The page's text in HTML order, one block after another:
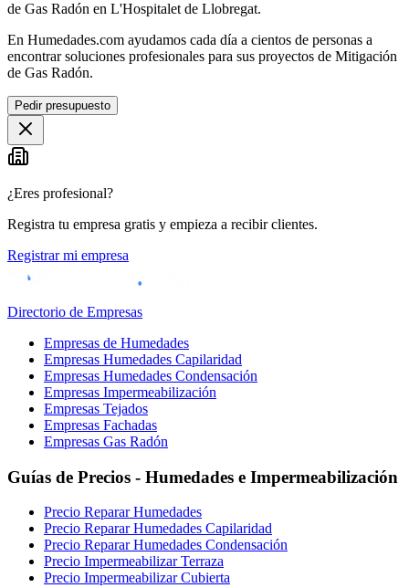
de Gas Radón en L'Hospitalet de Llobregat.
En Humedades.com ayudamos cada día a cientos de personas a
encontrar soluciones profesionales para sus proyectos de Mitigación
de Gas Radón.
Pedir presupuesto
¿Eres profesional?
Registra tu empresa gratis y empieza a recibir clientes.
Registrar mi empresa
Directorio de Empresas
Empresas de Humedades
Empresas Humedades Capilaridad
Empresas Humedades Condensación
Empresas Impermeabilización
Empresas Tejados
Empresas Fachadas
Empresas Gas Radón
Guías de Precios - Humedades e Impermeabilización
Precio Reparar Humedades
Precio Reparar Humedades Capilaridad
Precio Reparar Humedades Condensación
Precio Impermeabilizar Terraza
Precio Impermeabilizar Cubierta